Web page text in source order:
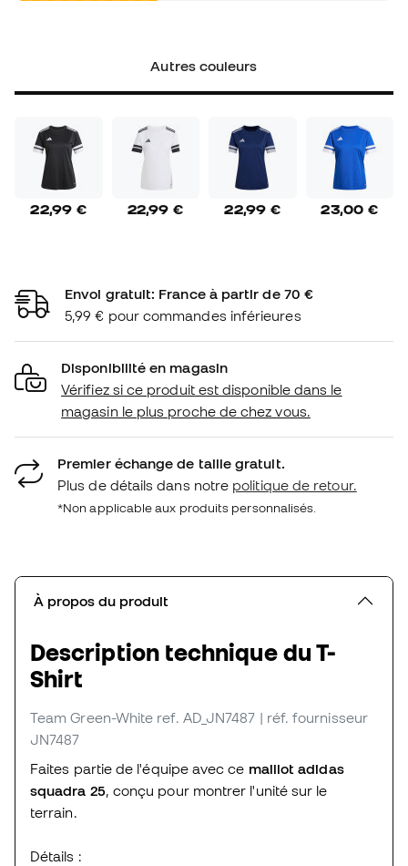
Autres couleurs
22,99 € 22,99 € 22,99 € 23,00 €
Envoi gratuit: France à partir de 70 €
5,99 € pour commandes inférieures
Disponibilité en magasin
Vérifiez si ce produit est disponible dans le
magasin le plus proche de chez vous.
Premier échange de taille gratuit.
Plus de détails dans notre politique de retour.
*Non applicable aux produits personnalisés.
À propos du produit
Description technique du T-
Shirt
Team Green-White ref. AD_JN7487 | réf. fournisseur
JN7487
Faites partie de l'équipe avec ce maillot adidas
squadra 25, conçu pour montrer l'unité sur le
terrain.
Détails :